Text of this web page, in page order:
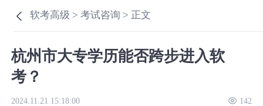
软考高级 >考试咨询 > 正文
杭州市大专学历能否跨步进入软
考？
2024.11.21 15:18:00 142